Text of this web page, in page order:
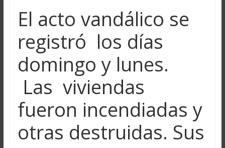
El acto vandálico se
registró los días
domingo y lunes.
Las viviendas
fueron incendiadas y
otras destruidas. Sus